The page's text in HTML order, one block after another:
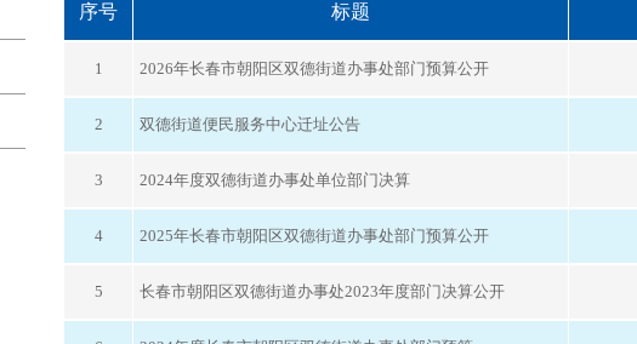
序号 标题
1 2026年长春市朝阳区双德街道办事处部门预算公开
2 双德街道便民服务中心迁址公告
3 2024年度双德街道办事处单位部门决算
4 2025年长春市朝阳区双德街道办事处部门预算公开
5 长春市朝阳区双德街道办事处2023年度部门决算公开